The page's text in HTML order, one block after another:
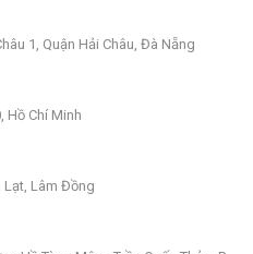
1, Quận Hải Châu, Đà Nẵng
Hồ Chí Minh
Lạt, Lâm Đồng